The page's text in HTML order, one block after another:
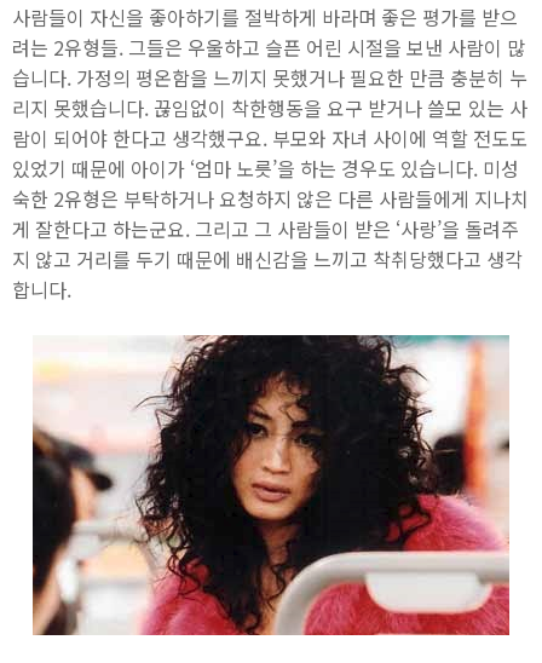
사람들이 자신을 좋아하기를 절박하게 바라며 좋은 평가를 받으
려는 2유형들. 그들은 우울하고 슬픈 어린 시절을 보낸 사람이 많
습니다. 가정의 평온함을 느끼지 못했거나 필요한 만큼 충분히 누
리지 못했습니다. 끊임없이 착한행동을 요구 받거나 쓸모 있는 사
람이 되어야 한다고 생각했구요. 부모와 자녀 사이에 역할 전도도
있었기 때문에 아이가 ‘엄마 노릇’을 하는 경우도 있습니다. 미성
숙한 2유형은 부탁하거나 요청하지 않은 다른 사람들에게 지나치
게 잘한다고 하는군요. 그리고 그 사람들이 받은 ‘사랑’을 돌려주
지 않고 거리를 두기 때문에 배신감을 느끼고 착취당했다고 생각
합니다.